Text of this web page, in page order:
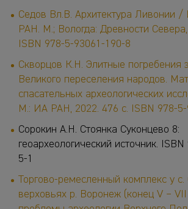
Седов Вл.В. Архитектура Ливонии /
РАН. М.; Вологда: Древности
ISBN 978-5-93061-190-8
Скворцов К.Н. Элитные погребения
Великого переселения народов.
спасательных археологических
М.: ИА РАН, 2022. 476 с. ISBN 978-
Сорокин А.Н. Стоянка Суконцево 8:
геоархеологический источник.
5-1
Торгово-ремесленный комплекс у с.
верховьях р. Воронеж (конец V –